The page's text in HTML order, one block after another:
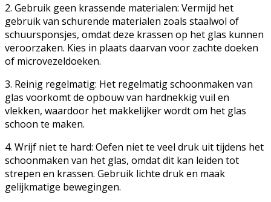
2. Gebruik geen krassende materialen: Vermijd het
gebruik van schurende materialen zoals staalwol of
schuursponsjes, omdat deze krassen op het glas kunnen
veroorzaken. Kies in plaats daarvan voor zachte doeken
of microvezeldoeken.
3. Reinig regelmatig: Het regelmatig schoonmaken van
glas voorkomt de opbouw van hardnekkig vuil en
vlekken, waardoor het makkelijker wordt om het glas
schoon te maken.
4. Wrijf niet te hard: Oefen niet te veel druk uit tijdens het
schoonmaken van het glas, omdat dit kan leiden tot
strepen en krassen. Gebruik lichte druk en maak
gelijkmatige bewegingen.